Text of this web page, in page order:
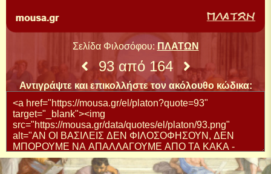
Σελίδα Φιλοσόφου: ΠΛΑΤΩΝ
93 από 164
Αντιγράψτε και επικολλήστε τον ακόλουθο κώδικα: